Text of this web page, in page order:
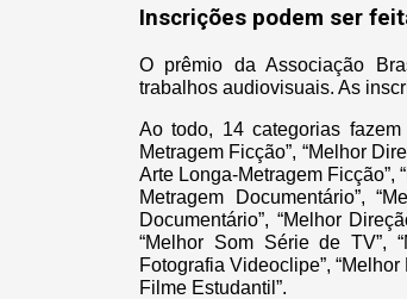
Inscrições podem ser
O prêmio da Associação
trabalhos audiovisuais. As
Ao todo, 14 categorias
Metragem Ficção”, “Melhor
Arte Longa-Metragem Ficção”,
Metragem Documentário”,
Documentário”, “Melhor
“Melhor Som Série de TV”,
Fotografia Videoclipe”,
Filme Estudantil”.